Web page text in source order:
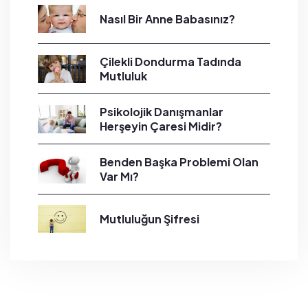
Nasıl Bir Anne Babasınız?
Çilekli Dondurma Tadında
Mutluluk
Psikolojik Danışmanlar
Herşeyin Çaresi Midir?
Benden Başka Problemi Olan
Var Mı?
Mutluluğun Şifresi